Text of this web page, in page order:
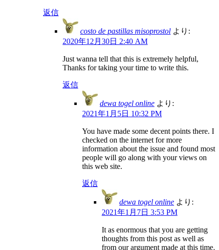
返信
costo de pastillas misoprostol より:
2020年12月30日 2:40 AM
Just wanna tell that this is extremely helpful,
Thanks for taking your time to write this.
返信
dewa togel online より:
2021年1月5日 10:32 PM
You have made some decent points there. I
checked on the internet for more
information about the issue and found most
people will go along with your views on
this web site.
返信
dewa togel online より:
2021年1月7日 3:53 PM
It as enormous that you are getting
thoughts from this post as well as
from our argument made at this time.